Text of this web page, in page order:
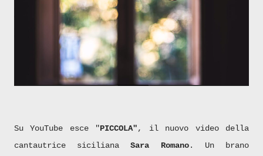
Su YouTube esce "PICCOLA", il nuovo video della
cantautrice sicilianaSara Romano. Un brano